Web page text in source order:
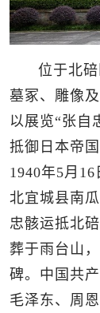
位于北
墓冢、雕像
以展览“张自
抵御日本帝
1940年5月
北宜城县南
忠骸运抵北
葬于雨台山
碑。中国共
毛泽东、周